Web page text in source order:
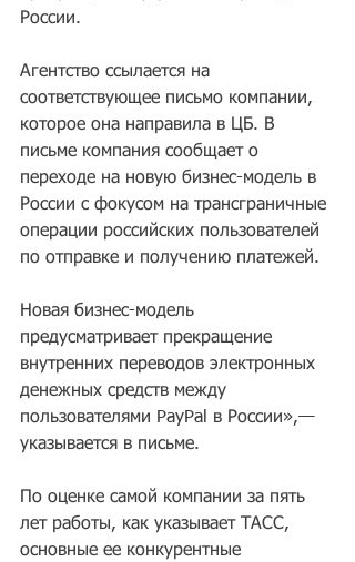
России.
Агентство ссылается на
соответствующее письмо компании,
которое она направила в ЦБ. В
письме компания сообщает о
переходе на новую бизнес-модель в
России с фокусом на трансграничные
операции российских пользователей
по отправке и получению платежей.
Новая бизнес-модель
предусматривает прекращение
внутренних переводов электронных
денежных средств между
пользователями PayPal в России»,—
указывается в письме.
По оценке самой компании за пять
лет работы, как указывает ТАСС,
основные ее конкурентные